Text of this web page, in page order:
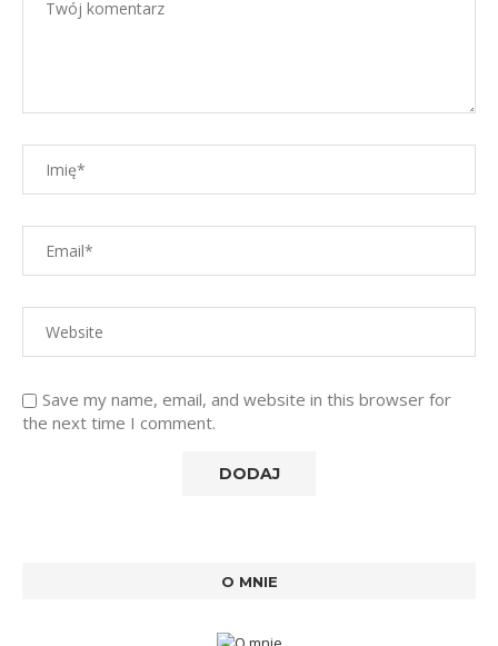
Save my name, email, and website in this browser for
the next time I comment.
O MNIE